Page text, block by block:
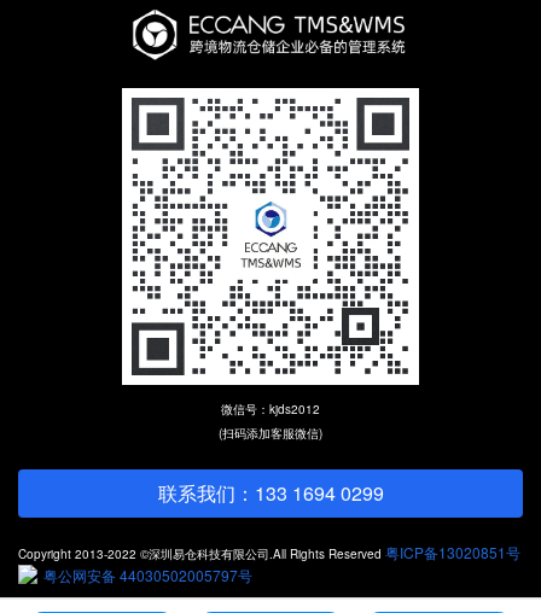
微信号：kjds2012
(扫码添加客服微信)
联系我们：133 1694 0299
Copyright 2013-2022 ©深圳易仓科技有限公司.All Rights Reserved 粤ICP备13020851号
粤公网安备 44030502005797号